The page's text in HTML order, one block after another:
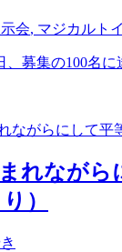
会, マジカルト
募集の100名
れなが
）